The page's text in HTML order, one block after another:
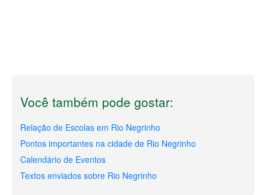
Você também pode gostar:
Relação de Escolas em Rio Negrinho
Pontos importantes na cidade de Rio Negrinho
Calendário de Eventos
Textos enviados sobre Rio Negrinho